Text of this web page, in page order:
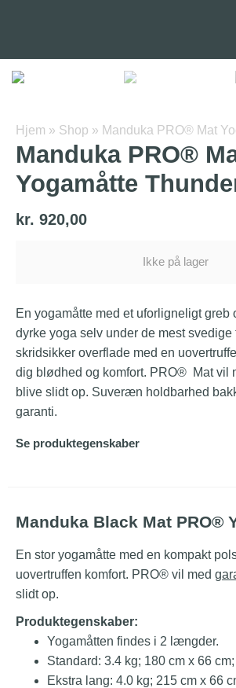
Hjem » Shop » Manduka PRO® Mat
Manduka PRO®
Yogamåtte
kr. 920,00
Ikke på lager
En yogamåtte med et uforligneligt greb
dyrke yoga selv under de mest svedige
skridsikker overflade med en
dig blødhed og komfort. PRO® Mat vil
blive slidt op. Suveræn holdbarhed
garanti.
Se produktegenskaber
Manduka Black Mat PRO®
En stor yogamåtte med en kompakt
uovertruffen komfort. PRO® vil med
slidt op.
Produktegenskaber:
Yogamåtten findes i 2 længder.
Standard: 3.4 kg; 180 cm x 66
Ekstra lang: 4.0 kg; 215 cm x 66